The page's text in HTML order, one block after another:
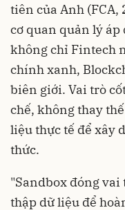
tiên của Anh (FCA,
cơ quan quản lý
không chỉ Fintech
chính xanh,
biên giới. Vai trò
chế, không thay
liệu thực tế để xây
thức.
"Sandbox đóng
thập dữ liệu để